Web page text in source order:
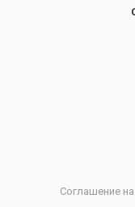
Соглашение